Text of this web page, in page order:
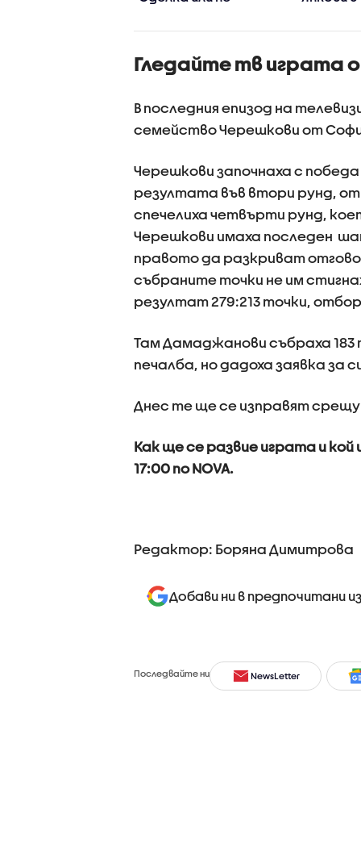
Гледайте тв играта
В последния епизод на
семейство Черешкови от
Черешкови започнаха с
резултата във втори рунд,
спечелиха четвърти рунд,
Черешкови имаха последен
правото да разкриват
събраните точки не им
резултат 279:213 точки,
Там Дамаджанови събраха 183
печалба, но дадоха заявка за
Днес те ще се изправят
Как ще се развие играта и кой
17:00 по NOVA.
Редактор: Боряна Димитрова
Добави ни в предпочитани
Последвайте ни NewsLetter